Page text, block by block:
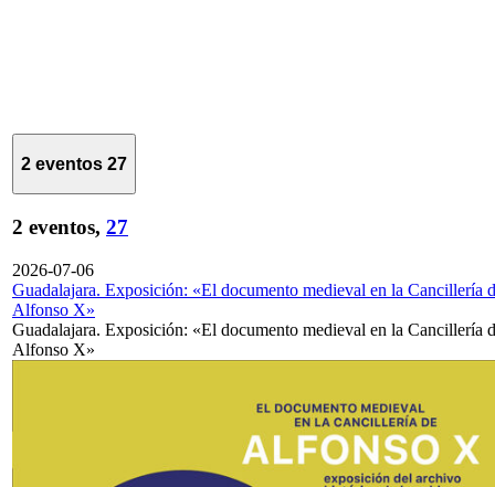
2 eventos 27
2 eventos, 27
2026-07-06
Guadalajara. Exposición: «El documento medieval en la Cancillería
Alfonso X»
Guadalajara. Exposición: «El documento medieval en la Cancillería
Alfonso X»